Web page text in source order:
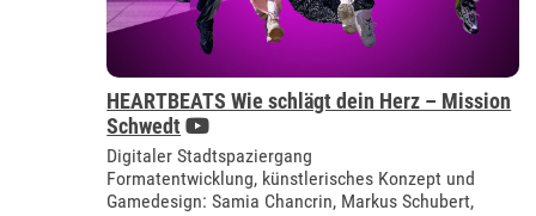
HEARTBEATS Wie schlägt dein Herz – Mission
Schwedt
Digitaler Stadtspaziergang
Formatentwicklung, künstlerisches Konzept und
Gamedesign: Samia Chancrin, Markus Schubert,